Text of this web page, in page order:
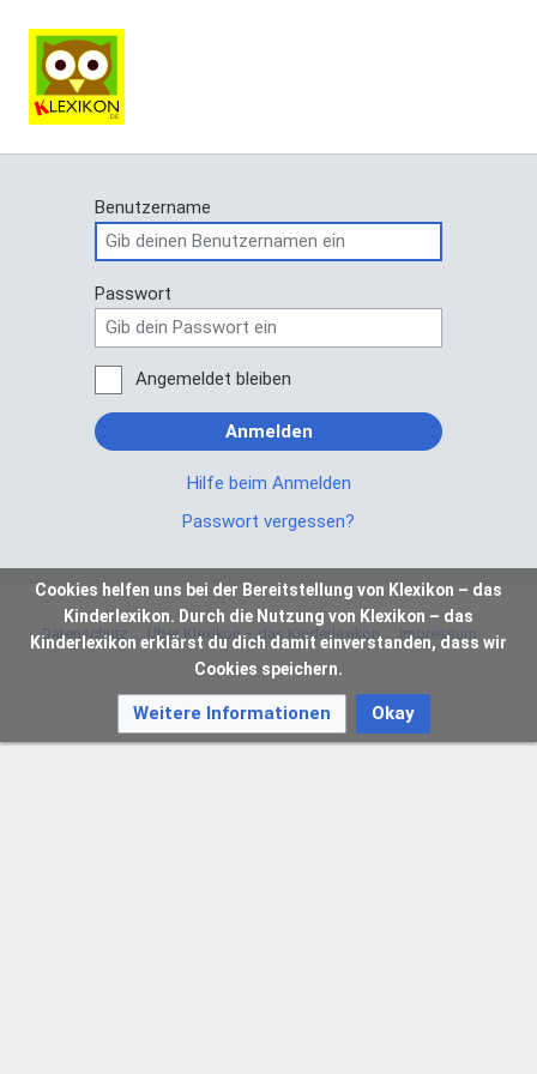
Benutzername
Passwort
Angemeldet bleiben
Anmelden
Hilfe beim Anmelden
Passwort vergessen?
Datenschutz Über Klexikon – das Kinderlexikon Impressum
Cookies helfen uns bei der Bereitstellung von Klexikon – das
Kinderlexikon. Durch die Nutzung von Klexikon – das
Kinderlexikon erklärst du dich damit einverstanden, dass wir
Cookies speichern.
Weitere Informationen Okay